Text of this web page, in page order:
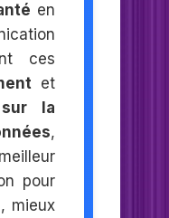
en
ces
et
la
,
pour
mieux